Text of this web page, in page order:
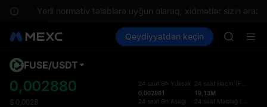
Yerli normativ tələblərə uyğun olaraq, xidmətlər sizin
Bazarlar Spot Futures PLTR
Qeydiyyatdan keçin
SHOP
CYS
SHOP
FUSE/USDT
0,002880
$ 0,0028
24 saat Ən Yüksək
0,002881
24 saat Ən Aşağı
24 saat Həcm (FUSE
19,13M
24 saat Məbləğ (